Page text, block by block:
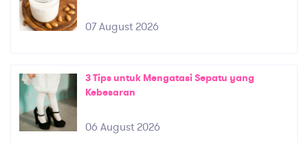
07 August 2026
3 Tips untuk Mengatasi Sepatu yang
Kebesaran
06 August 2026